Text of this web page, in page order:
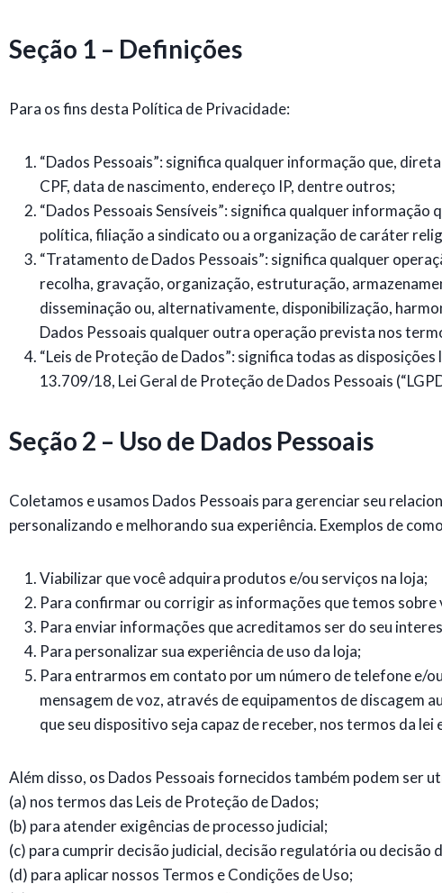
Seção 1 – Definições
Para os fins desta Política de Privacidade:
“Dados Pessoais”: significa qualquer informação que,
CPF, data de nascimento, endereço IP, dentre outros;
“Dados Pessoais Sensíveis”: significa qualquer
política, filiação a sindicato ou a organização de caráter
“Tratamento de Dados Pessoais”: significa qualquer
recolha, gravação, organização, estruturação,
disseminação ou, alternativamente, disponibilização,
Dados Pessoais qualquer outra operação prevista nos
“Leis de Proteção de Dados”: significa todas as
13.709/18, Lei Geral de Proteção de Dados Pessoais
Seção 2 – Uso de Dados Pessoais
Coletamos e usamos Dados Pessoais para gerenciar seu
personalizando e melhorando sua experiência. Exemplos de
Viabilizar que você adquira produtos e/ou serviços na loja;
Para confirmar ou corrigir as informações que temos sobre
Para enviar informações que acreditamos ser do seu
Para personalizar sua experiência de uso da loja;
Para entrarmos em contato por um número de telefone e/
mensagem de voz, através de equipamentos de discagem
que seu dispositivo seja capaz de receber, nos termos da
Além disso, os Dados Pessoais fornecidos também podem ser
(a) nos termos das Leis de Proteção de Dados;
(b) para atender exigências de processo judicial;
(c) para cumprir decisão judicial, decisão regulatória ou
(d) para aplicar nossos Termos e Condições de Uso;